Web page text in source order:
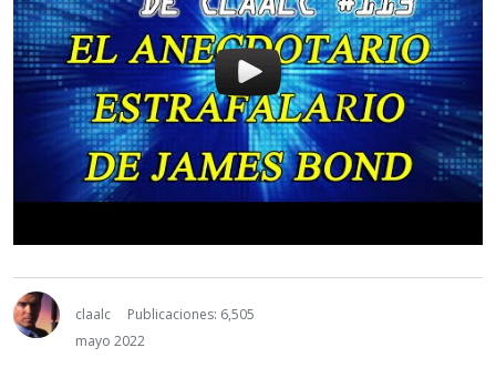
claalc
Publicaciones: 6,505
mayo 2022